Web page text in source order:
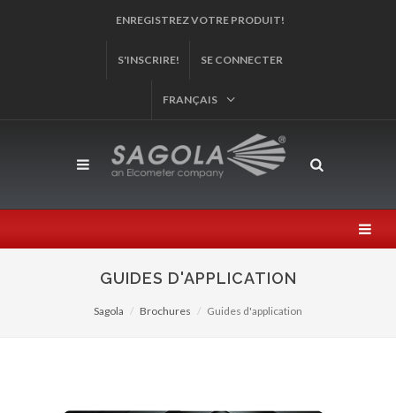
ET PARTICIPEZ À NOTRE TIRAGE AU SORT!
S'INSCRIRE! SE CONNECTER
FRANÇAIS
GUIDES D'APPLICATION
Sagola Brochures Guides d'application